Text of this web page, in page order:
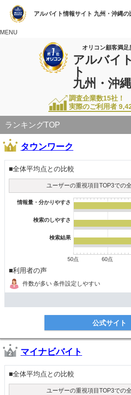
アルバイト情報サイト 九州・沖縄の
MENU
オリコン顧客満足
アルバイ
ト
九州・沖縄
調査企業数15社！
実際のご利用者
ランキングTOP
タウンワーク
■全体平均点との比較
ユーザーの重視項目TOP3での
情報量・分かりやすさ
検索のしやすさ
検索結果
50点 60点
■利用者の声
件数が多い 条件設定しやすい
公式サイト
マイナビバイト
■全体平均点との比較
ユーザーの重視項目TOP3での